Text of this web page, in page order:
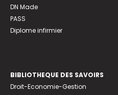
DN Made
PASS
Diplome infirmier
BIBLIOTHEQUE DES SAVOIRS
Droit-Economie-Gestion